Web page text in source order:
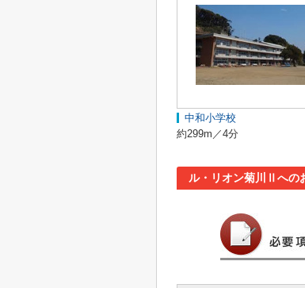
中和小学校
約299m／4分
ル・リオン菊川Ⅱへの